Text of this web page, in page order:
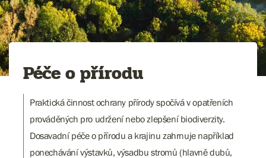
Péče o přírodu
Praktická činnost ochrany přírody spočívá v opatřeních
prováděných pro udržení nebo zlepšení biodiverzity.
Dosavadní péče o přírodu a krajinu zahrnuje například
ponechávání výstavků, výsadbu stromů (hlavně dubů,